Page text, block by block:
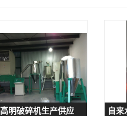
高明破碎机生产供应